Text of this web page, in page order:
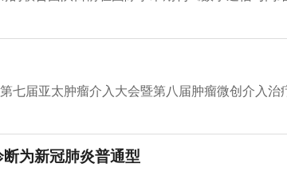
七届亚太肿瘤介入大会暨第八届肿瘤微创介入治
为新冠肺炎普通型